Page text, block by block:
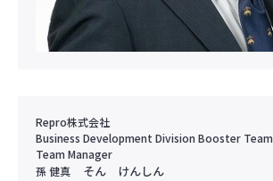
Repro株式会社
Business Development Division Booster Team
Team Manager
孫 健真
そん けんしん